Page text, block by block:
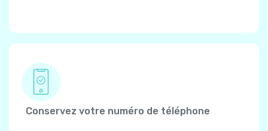
Conservez votre numéro de téléphone